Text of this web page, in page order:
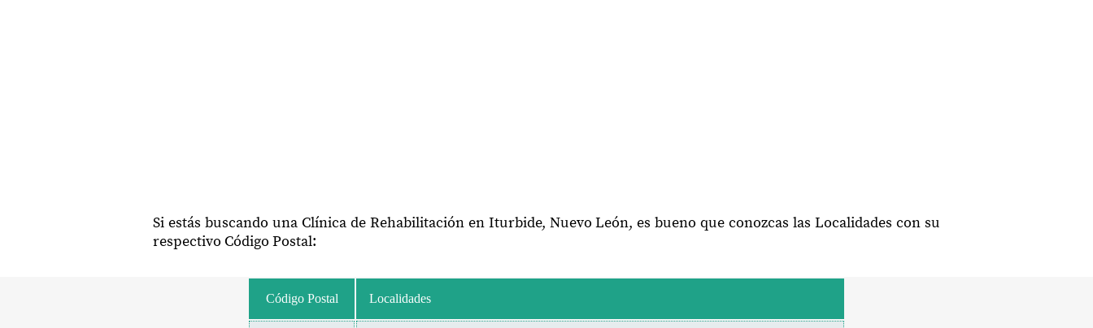
Si estás buscando una Clínica de Rehabilitación en Iturbide, Nuevo León, es bueno que conozcas las Localidades con su
respectivo Código Postal:
Código Postal Localidades